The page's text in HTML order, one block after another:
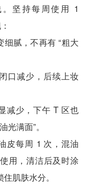
坚持每周使用 1
细腻，不再有 “粗大
口减少，后续上妆
减少，下午 T 区也
光满面”。
皮每周 1 次，混油
用，清洁后及时涂
肌肤水分。